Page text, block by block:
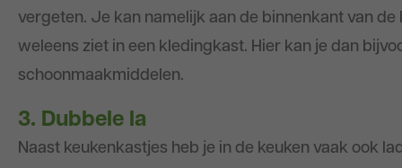
vergeten. Je kan namelijk aan de binnenkant van
weleens ziet in een kledingkast. Hier kan je dan
schoonmaakmiddelen.
3. Dubbele la
Naast keukenkastjes heb je in de keuken vaak ook